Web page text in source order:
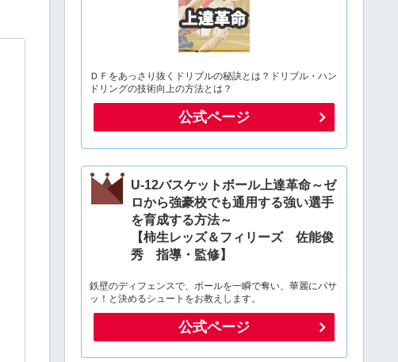
ＤＦをあっさり抜くドリブルの秘訣とは？ドリブル・ハン
ドリングの技術向上の方法とは？
公式ページ
U-12バスケットボール上達革命～ゼ
ロから強豪校でも通用する強い選手
を育成する方法～
【柿生レッズ＆フィリーズ 佐能俊
秀 指導・監修】
鉄壁のディフェンスで、ボールを一瞬で奪い、華麗にパサ
ッ！と決めるシュートをお教えします。
公式ページ